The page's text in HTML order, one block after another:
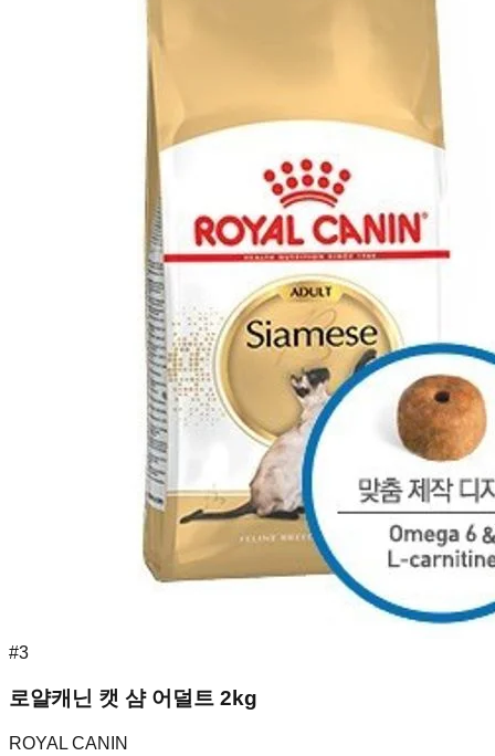
#3
로얄캐닌 캣 샴 어덜트 2kg
ROYAL CANIN